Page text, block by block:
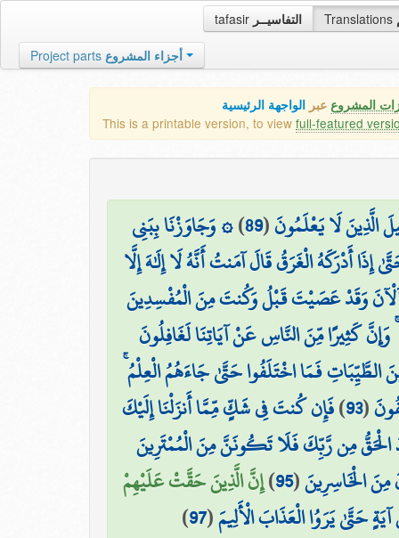
tafasir التفاسيــر Translations
Project parts أجزاء المشروع
المشروع عبر الواجهة الرئيسية
This is a printable version, to view full-featured
الَّذِينَ لَا يَعْلَمُونَ(
89
)۞ وَجَاوَزْنَا بِبَنِي
إِذَا أَدْرَكَهُ الْغَرَقُ قَالَ آمَنتُ أَنَّهُ لَا إِلَٰهَ إِلَّا
وَقَدْ عَصَيْتَ قَبْلُ وَكُنتَ مِنَ الْمُفْسِدِينَ
كَثِيرًا مِّنَ النَّاسِ عَنْ آيَاتِنَا لَغَافِلُونَ
الطَّيِّبَاتِ فَمَا اخْتَلَفُوا حَتَّىٰ جَاءَهُمُ الْعِلْمُ
(
93
)فَإِن كُنتَ فِي شَكٍّ مِّمَّا أَنزَلْنَا إِلَيْكَ
مِن رَّبِّكَ فَلَا تَكُونَنَّ مِنَ الْمُمْتَرِينَ
مِنَ الْخَاسِرِينَ(
95
)إِنَّ الَّذِينَ حَقَّتْ عَلَيْهِمْ
حَتَّىٰ يَرَوُا الْعَذَابَ الْأَلِيمَ(
97
)